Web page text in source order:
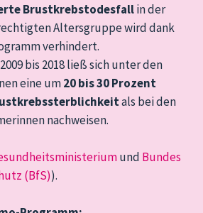
Brustkrebstodesfallin der
Altersgruppe wird dank
verhindert.
bis 2018 ließ sich unter den
eine um20 bis 30 Prozent
als bei den
nachweisen.
und Bundes
(BfS)).